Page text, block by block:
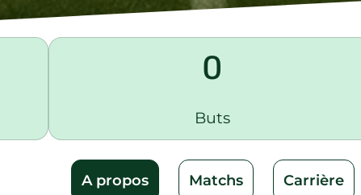
0
Buts
A propos Matchs Carrière